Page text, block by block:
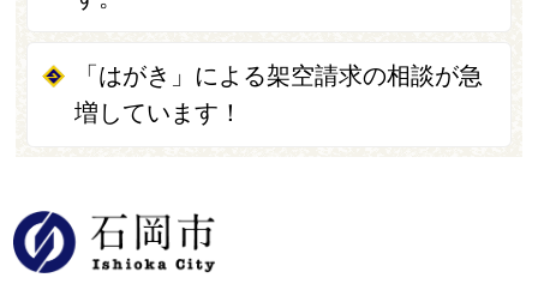
「はがき」による架空請求の相談が急
増しています！